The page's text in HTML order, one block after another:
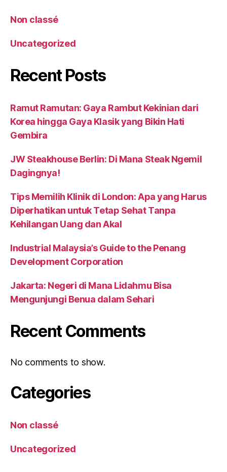
Non classé
Uncategorized
Recent Posts
Ramut Ramutan: Gaya Rambut Kekinian dari
Korea hingga Gaya Klasik yang Bikin Hati
Gembira
JW Steakhouse Berlin: Di Mana Steak Ngemil
Dagingnya!
Tips Memilih Klinik di London: Apa yang Harus
Diperhatikan untuk Tetap Sehat Tanpa
Kehilangan Uang dan Akal
Industrial Malaysia’s Guide to the Penang
Development Corporation
Jakarta: Negeri di Mana Lidahmu Bisa
Mengunjungi Benua dalam Sehari
Recent Comments
No comments to show.
Categories
Non classé
Uncategorized